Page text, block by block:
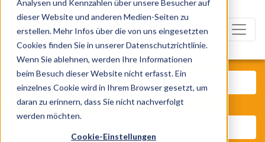
Analysen und Kennzahlen über unsere Besucher auf
dieser Website und anderen Medien-Seiten zu
erstellen. Mehr Infos über die von uns eingesetzten
Cookies finden Sie in unserer Datenschutzrichtlinie.
Wenn Sie ablehnen, werden Ihre Informationen
beim Besuch dieser Website nicht erfasst. Ein
einzelnes Cookie wird in Ihrem Browser gesetzt, um
daran zu erinnern, dass Sie nicht nachverfolgt
werden möchten.
Cookie-Einstellungen
Was? Künstler, Zelte, Bands,